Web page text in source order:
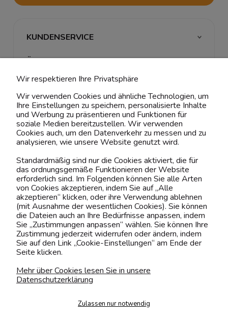
Kontaktiere uns!
0151 12200811
shop@yourhouse24.eu
Mo. - Fr. 07:00-15:00
KUNDENSERVICE
ÜBER UNS & RECHTLICHES
MEIN ACCOUNT
BELIEBTE KATEGORIEN
Wir respektieren Ihre Privatsphäre
Wir verwenden Cookies und ähnliche Technologien, um
Ihre Einstellungen zu speichern, personalisierte Inhalte
und Werbung zu präsentieren und Funktionen für
soziale Medien bereitzustellen. Wir verwenden
Cookies auch, um den Datenverkehr zu messen und zu
analysieren, wie unsere Website genutzt wird.
Standardmäßig sind nur die Cookies aktiviert, die für
das ordnungsgemäße Funktionieren der Website
erforderlich sind. Im Folgenden können Sie alle Arten
von Cookies akzeptieren, indem Sie auf „Alle
akzeptieren“ klicken, oder ihre Verwendung ablehnen
(mit Ausnahme der wesentlichen Cookies). Sie können
die Dateien auch an Ihre Bedürfnisse anpassen, indem
Sie „Zustimmungen anpassen“ wählen. Sie können Ihre
Zustimmung jederzeit widerrufen oder ändern, indem
Sie auf den Link „Cookie-Einstellungen“ am Ende der
Seite klicken.
Mehr über Cookies lesen Sie in unsere
Datenschutzerklärung
Zulassen nur notwendig